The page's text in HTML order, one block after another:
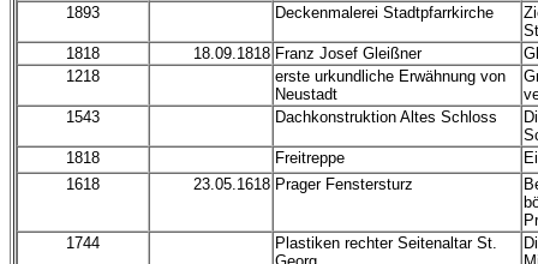
1893
Deckenmalerei Stadtpfarrkirche
1818
18.09.1818 Franz Josef Gleißner
1218
erste urkundliche Erwähnung von
Neustadt
1543
Dachkonstruktion Altes Schloss
1818
Freitreppe
1618
23.05.1618 Prager Fenstersturz
1744
Plastiken rechter Seitenaltar St.